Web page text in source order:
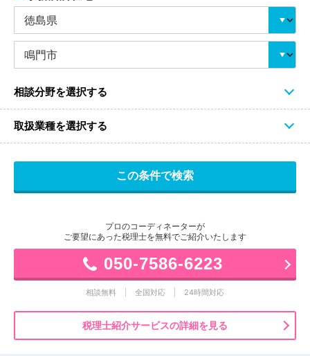
相談分野を選択する
取扱業種を選択する
プロのコーディネーターが
ご要望にあった税理士を無料でご紹介いたします
050-7586-6223
相談無料 全国対応 24時間対応
税理士紹介サービスの詳細を見る